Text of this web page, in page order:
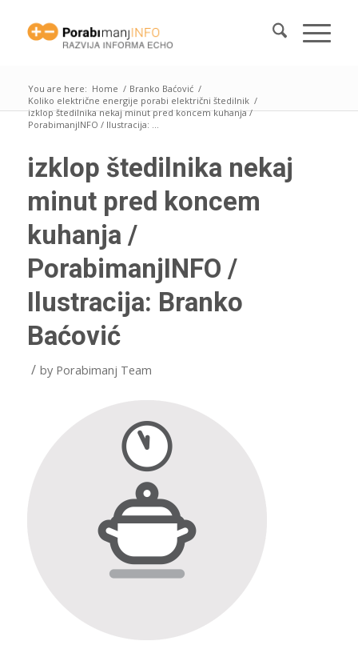
You are here: Home / Branko Baćović /
Koliko električne energije porabi električni štedilnik /
izklop štedilnika nekaj minut pred koncem kuhanja /
PorabimanjINFO / Ilustracija: ...
izklop štedilnika nekaj
minut pred koncem
kuhanja /
PorabimanjINFO /
Ilustracija: Branko
Baćović
/ by Porabimanj Team